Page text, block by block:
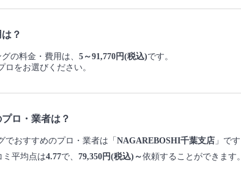
？
の料金・費用は、 5～91,770円(税込)です。
をお選びください。
ロ・業者は？
でおすすめのプロ・業者は「 NAGAREBOSHI千葉支店 」で
ミ平均点は4.77で、 79,350円(税込)～依頼することができます